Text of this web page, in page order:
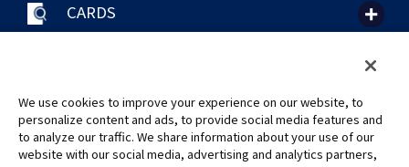
CARDS
We use cookies to improve your experience on our website, to
personalize content and ads, to provide social media features and
to analyze our traffic. We share information about your use of our
website with our social media, advertising and analytics partners,